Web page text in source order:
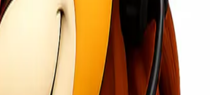
bangunan seperti semen, besi, dan kayu.
pengiriman produk-produk pertanian seperti beras,
bekas.
langkah mudah:
untuk mendapatkan informasi lengkap tentang tarif dan